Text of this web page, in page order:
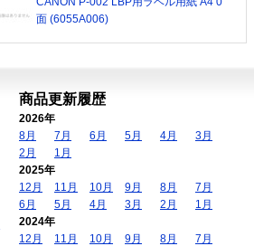
面 (6055A006)
商品更新履歴
2026年
8月
7月 6月 5月 4月
3月
2月
1月
2025年
12月
11月 10月 9月 8月
7月
6月
5月 4月 3月 2月
1月
2024年
12月
11月 10月 9月 8月
7月